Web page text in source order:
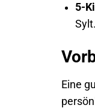
5-
Eine